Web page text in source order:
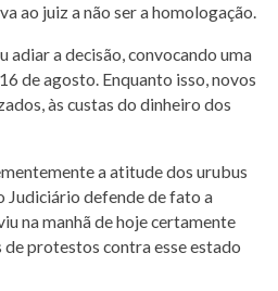
ao juiz a não ser a homologação.
a decisão, convocando uma
de agosto. Enquanto isso, novos
às custas do dinheiro dos
a atitude dos urubus
Judiciário defende de fato a
na manhã de hoje certamente
protestos contra esse estado